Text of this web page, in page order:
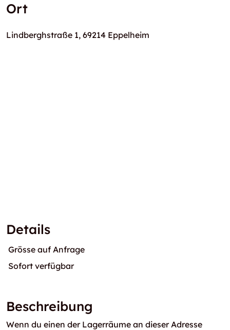
Ort
Lindberghstraße 1, 69214 Eppelheim
Details
Grösse auf Anfrage
Sofort verfügbar
Beschreibung
Wenn du einen der Lagerräume an dieser Adresse